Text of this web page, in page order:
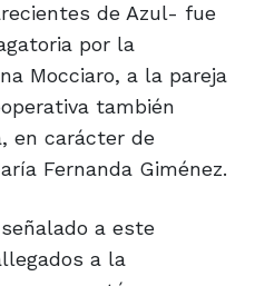
de Azul- fue
por la
Mocciaro, a la pareja
también
en carácter de
Fernanda Giménez.
a este
a la